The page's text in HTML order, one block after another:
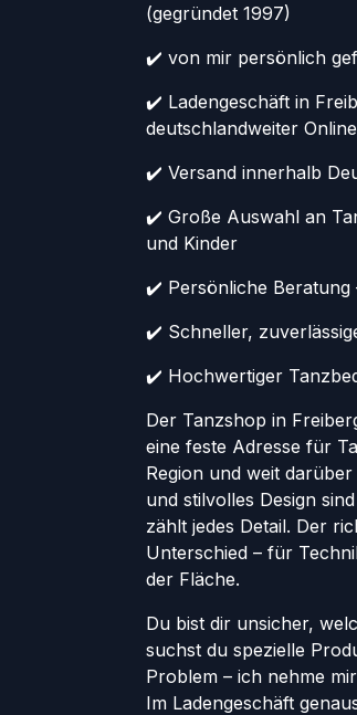
(gegründet 1997)
✔️ von mir persönlich
✔️ Ladengeschäft in
deutschlandweiter
✔️ Versand innerhalb
✔️ Große Auswahl an
und Kinder
✔️ Persönliche Beratung
✔️ Schneller,
✔️ Hochwertiger
Der Tanzshop in
eine feste Adresse für
Region und weit
und stilvolles Design
zählt jedes Detail. Der
Unterschied – für
der Fläche.
Du bist dir unsicher,
suchst du spezielle
Problem – ich nehme
Im Ladengeschäft